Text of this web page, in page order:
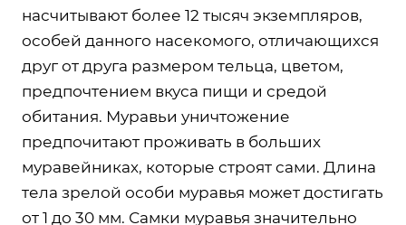
насчитывают более 12 тысяч экземпляров,
особей данного насекомого, отличающихся
друг от друга размером тельца, цветом,
предпочтением вкуса пищи и средой
обитания. Муравьи уничтожение
предпочитают проживать в больших
муравейниках, которые строят сами. Длина
тела зрелой особи муравья может достигать
от 1 до 30 мм. Самки муравья значительно